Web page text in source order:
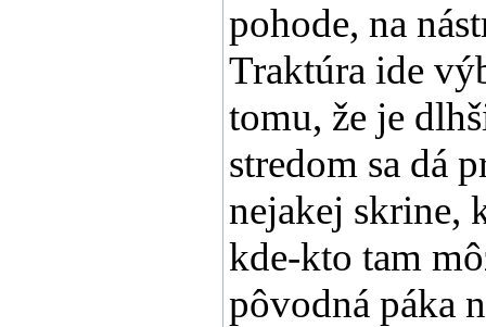
pohode, na
Traktúra ide
tomu, že je
stredom sa dá
nejakej skrine,
kde-kto tam
pôvodná páka